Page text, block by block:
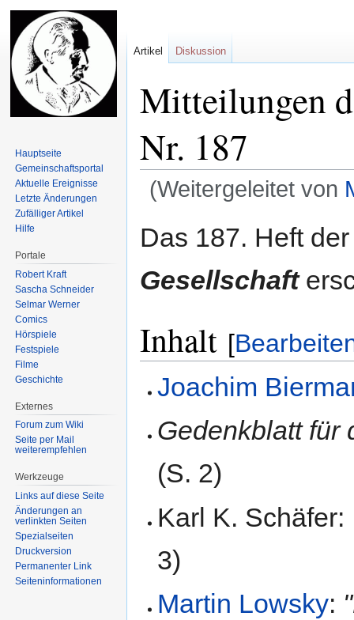
Mitteilungen
Nr. 187
(Weitergeleitet von
Navigation
Suche
Das 187. Heft
Gesellschaft
Inhalt [
Joachim
Gedenkblatt für
(S. 2)
Karl K. Schäfer:
3)
Martin Lowsky:
Artikel Diskussion
Hauptseite
Gemeinschafts­portal
Aktuelle Ereignisse
Letzte Änderungen
Zufälliger Artikel
Hilfe
Portale
Robert Kraft
Sascha Schneider
Selmar Werner
Comics
Hörspiele
Festspiele
Filme
Geschichte
Externes
Forum zum Wiki
Seite per Mail
weiterempfehlen
Werkzeuge
Links auf diese Seite
Änderungen an
verlinkten Seiten
Spezialseiten
Druckversion
Permanenter Link
Seiten­informationen